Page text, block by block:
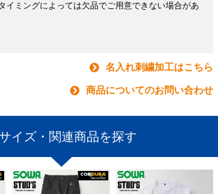
イミングによっては欠品でご用意できない場合があ
名入れ刺繍加工はこちら
商品についてのお問い合わせ
イズ・関連商品を探す